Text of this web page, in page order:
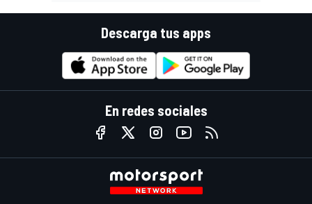
Descarga tus apps
En redes sociales